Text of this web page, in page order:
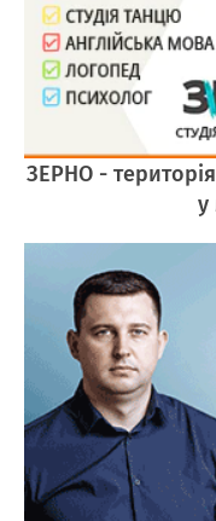
ЗЕРНО -
у